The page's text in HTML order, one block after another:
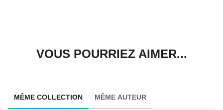
VOUS POURRIEZ AIMER...
MÊME COLLECTION MÊME AUTEUR